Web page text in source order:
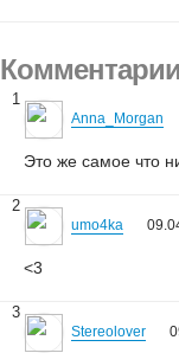
1
Anna_Morgan
Это же самое что
2
umo4ka
<3
3
Stereolover